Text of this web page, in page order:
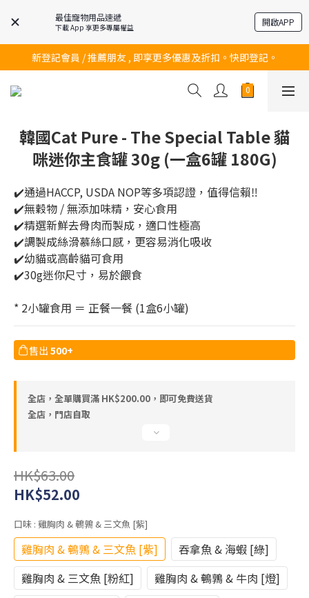
最佳寵物用品速遞
下載 App 享更多專屬權益 開啟APP
訂購滿$200 即可免費送貨!
訂購滿$200 即可免費送貨!
新登記會員 / 推薦朋友 , 即享更多優惠及折扣。快即登記。
訂購滿$200 即可免費送貨!
韓國Cat Pure - The Special Table 貓
咪迷你主食罐 30g (一盒6罐 180G)
✔️通過HACCP, USDA NOP等多項認證，值得信賴‼️
✔️無穀物 / 無添加味精，安心食用
✔️精選新鮮去骨肉而製成，適口性極高
✔️調製成絲滑慕絲口感，更容易消化吸收
✔️幼貓或高齡貓可食用
✔️30g迷你尺寸，易於餵食
* 2小罐食用 ＝ 正餐一餐 (1盒6小罐)
售出 500+
全店，全單購買滿 HK$200.00，即可免費送貨
全店，門店自取
HK$63.00
HK$52.00
口味 : 雞胸肉 & 鵪鶉 & 三文魚 [紫]
雞胸肉 & 鵪鶉 & 三文魚 [紫]
吞拿魚 & 海蝦 [綠]
雞胸肉 & 三文魚 [粉紅]
雞胸肉 & 鵪鶉 & 牛肉 [燈]